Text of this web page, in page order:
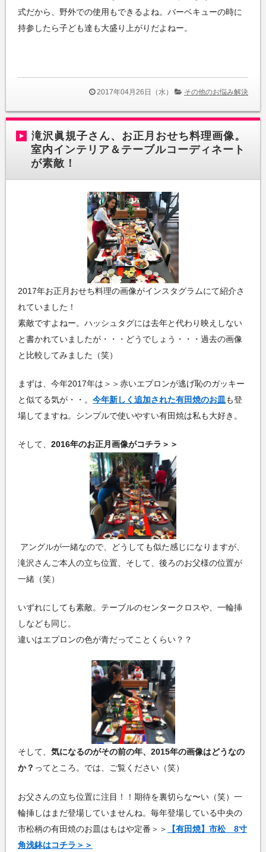
式だから、野外での使用もできるよね。バーベキューの時に
持参したら子ども達も大盛り上がりだよねー。
2017年04月26日（水） その他のお悩み解決
滝沢眞規子さん、お正月おせち料理画像。
室内インテリア＆テーブルコーディネート
が素敵！
2017年お正月おせち料理の画像がインスタグラムにて紹介さ
れていました！
素敵ですよねー。ハッシュタグには去年と代わり映えしない
と書かれていましたが・・・どうでしょう・・・過去の画像
と比較してみました（笑）
まずは、今年2017年は＞＞赤いエプロンが逃げ恥のガッキー
と似てる気が・・。 今年新しく追加された有田焼のお皿も登
場してますね。シンプルで使いやすい有田焼は私も大好き。
そして、 2016年のお正月画像がコチラ＞＞
アングルが一緒なので、どうしても似た感じになりますが、
滝沢さんご本人の立ち位置、そして、後ろのお父様の位置が
一緒（笑）
いずれにしても素敵。テーブルのセンタークロスや、一輪挿
しなども同じ。
違いはエプロンの色が青だってことくらい？？
そして、 気になるのがその前の年、2015年の画像はどうなの
か？ ってところ。では、ご覧ください（笑）
お父さんの立ち位置に注目！！期待を裏切らな〜い（笑）一
輪挿しはまだ登場していませんね。毎年登場している中央の
市松柄の有田焼のお皿はもはや定番＞＞
【有田焼】市松 8寸
角浅鉢はコチラ＞＞